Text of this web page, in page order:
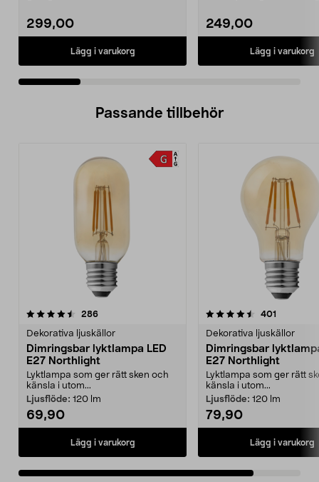
299,00
Lägg i varukorg
249,00
Lägg i varukorg
Passande tillbehör
286recensioner
Dekorativa ljuskällor
Dimringsbar lyktlampa LED
E27 Northlight
Lyktlampa som ger rätt sken och
känsla i utom...
Ljusflöde: 120 lm
69,90
Lägg i varukorg
4.5av 5 stjärnor 401
Dekorativa ljuskällor
Dimringsbar
E27 Northlight
Lyktlampa som ger rätt
känsla i utom...
Ljusflöde: 120 lm
79,90
Lägg i varukorg